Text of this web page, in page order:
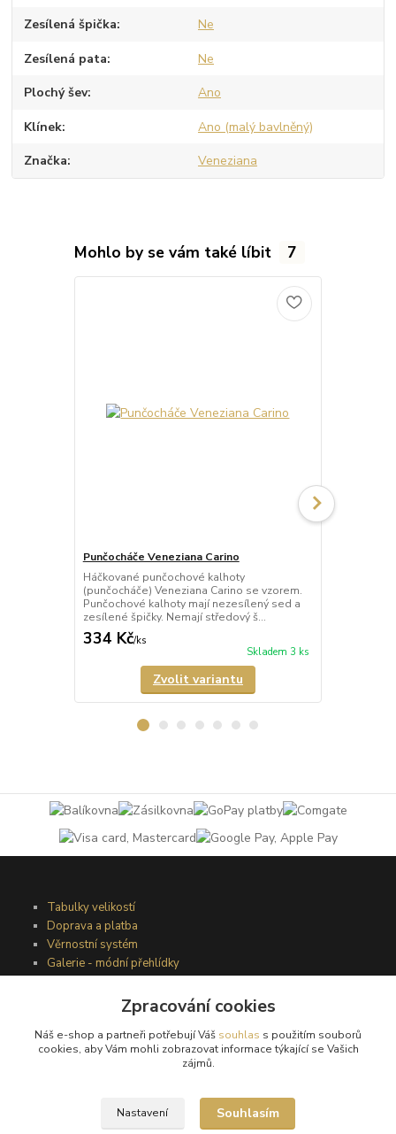
Zesílená špička Ne
Zesílená pata Ne
Plochý šev Ano
Klínek Ano (malý bavlněný)
Značka Veneziana
Mohlo by se vám také líbit 7
Punčocháče Veneziana Carino
Háčkované punčochové kalhoty
(punčocháče) Veneziana Carino se vzorem.
Punčochové kalhoty mají nezesílený sed a
zesílené špičky. Nemají středový š...
334 Kč/ks
Skladem 3 ks
Zvolit variantu
Tabulky velikostí
Doprava a platba
Věrnostní systém
Galerie - módní přehlídky
Obchodní podmínky
Zpracování cookies
Náš e-shop a partneři potřebují Váš souhlas s použitím souborů
cookies, aby Vám mohli zobrazovat informace týkající se Vašich
zájmů.
Nastavení Souhlasím